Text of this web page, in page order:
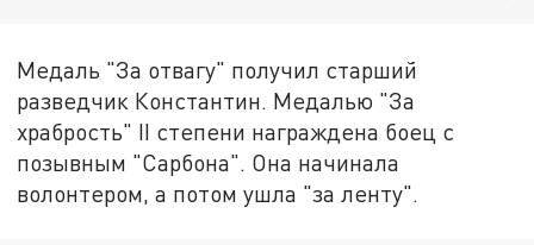
Медаль "За отвагу" получил старший
разведчик Константин. Медалью "За
храбрость" II степени награждена боец с
позывным "Сарбона". Она начинала
волонтером, а потом ушла "за ленту".